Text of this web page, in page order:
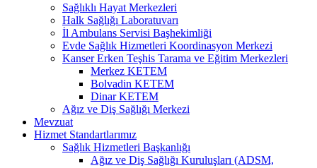
Sağlıklı Hayat Merkezleri
Halk Sağlığı Laboratuvarı
İl Ambulans Servisi Başhekimliği
Evde Sağlık Hizmetleri Koordinasyon Merkezi
Kanser Erken Teşhis Tarama ve Eğitim Merkezleri
Merkez KETEM
Bolvadin KETEM
Dinar KETEM
Ağız ve Diş Sağlığı Merkezi
Mevzuat
Hizmet Standartlarımız
Sağlık Hizmetleri Başkanlığı
Ağız ve Diş Sağlığı Kuruluşları (ADSM,